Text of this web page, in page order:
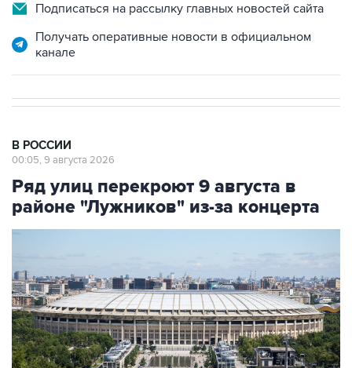
Подписаться на рассылку главных новостей сайта
Получать оперативные новости в официальном
канале
В РОССИИ
00:05, 9 августа 2026
Ряд улиц перекроют 9 августа в
районе "Лужников" из-за концерта